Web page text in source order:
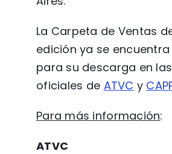
La Carpeta de Ventas
edición ya se
para su descarga en
oficiales de ATVC y
Para más información:
ATVC